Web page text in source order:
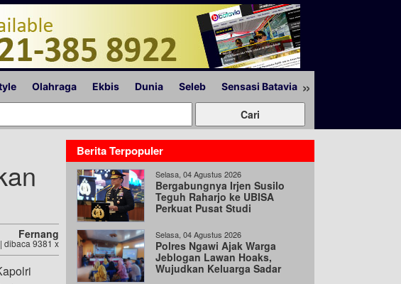
Olahraga Ekbis Dunia Seleb Sensasi Batavia »
Fernang
dibaca 9381 x
Berita Terpopuler
Selasa, 04 Agustus 2026
Bergabungnya Irjen Susilo
Teguh Raharjo ke UBISA
Perkuat Pusat Studi
Selasa, 04 Agustus 2026
Polres Ngawi Ajak Warga
Jeblogan Lawan Hoaks,
Wujudkan Keluarga Sadar